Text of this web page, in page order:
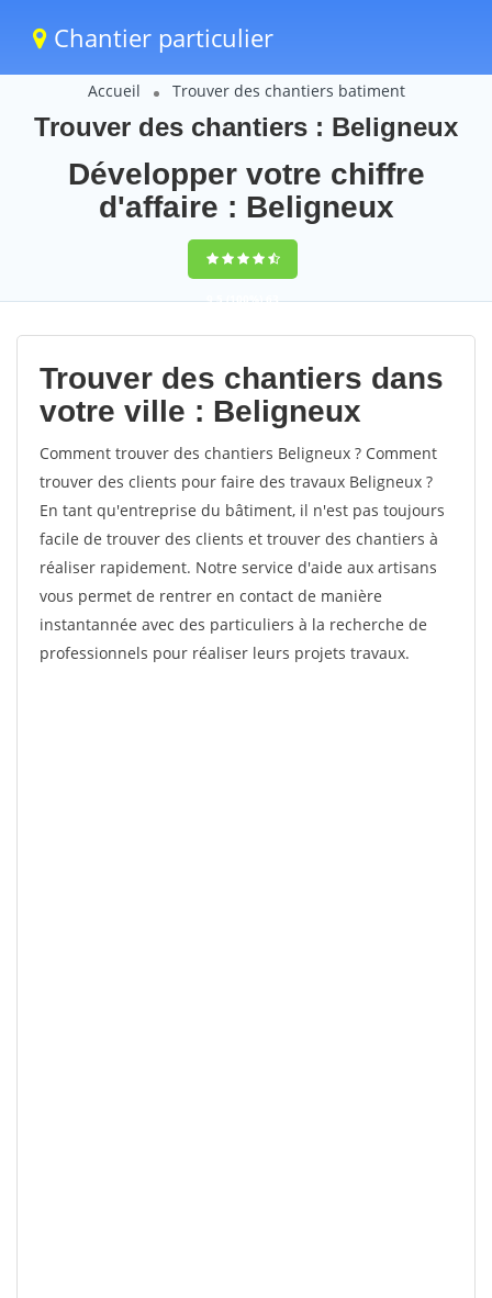
Chantier particulier
Accueil Trouver des chantiers batiment
Trouver des chantiers : Beligneux
Développer votre chiffre
d'affaire : Beligneux
9,5(100%)63
votes
Trouver des chantiers dans
votre ville : Beligneux
Comment trouver des chantiers Beligneux ? Comment
trouver des clients pour faire des travaux Beligneux ?
En tant qu'entreprise du bâtiment, il n'est pas toujours
facile de trouver des clients et trouver des chantiers à
réaliser rapidement. Notre service d'aide aux artisans
vous permet de rentrer en contact de manière
instantannée avec des particuliers à la recherche de
professionnels pour réaliser leurs projets travaux.